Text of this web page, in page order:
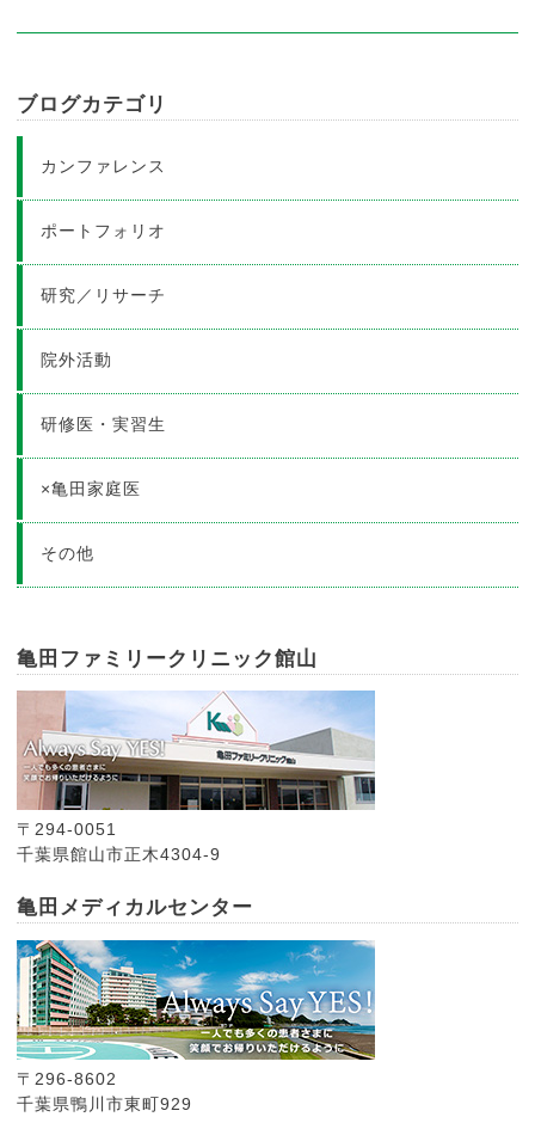
ブログカテゴリ
カンファレンス
ポートフォリオ
研究／リサーチ
院外活動
研修医・実習生
×亀田家庭医
その他
亀田ファミリークリニック館山
〒294-0051
千葉県館山市正木4304-9
亀田メディカルセンター
〒296-8602
千葉県鴨川市東町929